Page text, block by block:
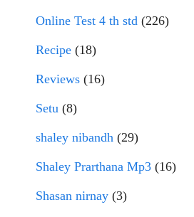
Online Test 4 th std (226)
Recipe (18)
Reviews (16)
Setu (8)
shaley nibandh (29)
Shaley Prarthana Mp3 (16)
Shasan nirnay (3)